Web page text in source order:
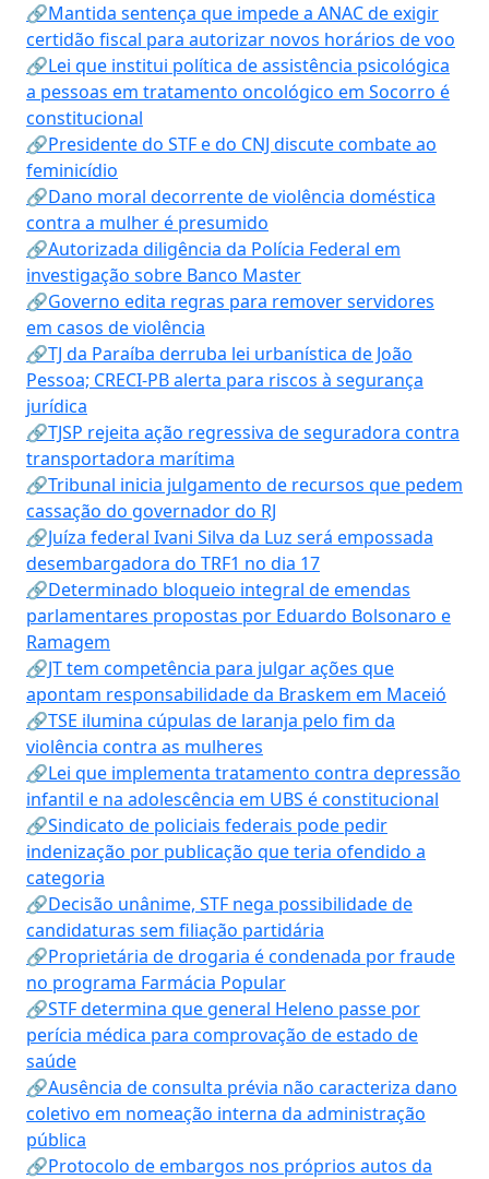
🔗Mantida sentença que impede a ANAC de exigir
certidão fiscal para autorizar novos horários de voo
🔗Lei que institui política de assistência psicológica
a pessoas em tratamento oncológico em Socorro é
constitucional
🔗Presidente do STF e do CNJ discute combate ao
feminicídio
🔗Dano moral decorrente de violência doméstica
contra a mulher é presumido
🔗Autorizada diligência da Polícia Federal em
investigação sobre Banco Master
🔗Governo edita regras para remover servidores
em casos de violência
🔗TJ da Paraíba derruba lei urbanística de João
Pessoa; CRECI-PB alerta para riscos à segurança
jurídica
🔗TJSP rejeita ação regressiva de seguradora contra
transportadora marítima
🔗Tribunal inicia julgamento de recursos que pedem
cassação do governador do RJ
🔗Juíza federal Ivani Silva da Luz será empossada
desembargadora do TRF1 no dia 17
🔗Determinado bloqueio integral de emendas
parlamentares propostas por Eduardo Bolsonaro e
Ramagem
🔗JT tem competência para julgar ações que
apontam responsabilidade da Braskem em Maceió
🔗TSE ilumina cúpulas de laranja pelo fim da
violência contra as mulheres
🔗Lei que implementa tratamento contra depressão
infantil e na adolescência em UBS é constitucional
🔗Sindicato de policiais federais pode pedir
indenização por publicação que teria ofendido a
categoria
🔗Decisão unânime, STF nega possibilidade de
candidaturas sem filiação partidária
🔗Proprietária de drogaria é condenada por fraude
no programa Farmácia Popular
🔗STF determina que general Heleno passe por
perícia médica para comprovação de estado de
saúde
🔗Ausência de consulta prévia não caracteriza dano
coletivo em nomeação interna da administração
pública
🔗Protocolo de embargos nos próprios autos da